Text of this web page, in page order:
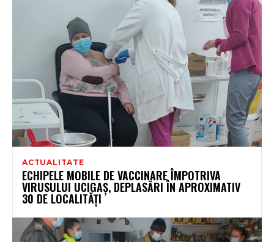
ACTUALITATE
ECHIPELE MOBILE DE VACCINARE ÎMPOTRIVA
VIRUSULUI UCIGAȘ, DEPLASĂRI ÎN APROXIMATIV
30 DE LOCALITĂȚI